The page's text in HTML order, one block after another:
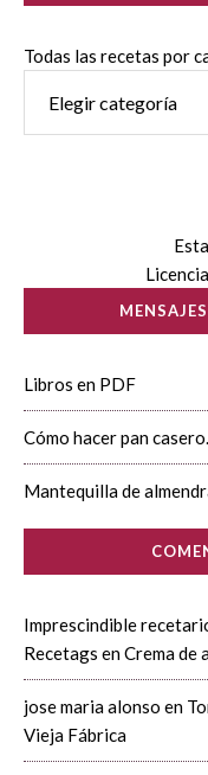
Todas las recetas por
Libros en PDF
Cómo hacer pan
Mantequilla de
Imprescindible
Recetags enCrema de
jose maria alonso en
Vieja Fábrica